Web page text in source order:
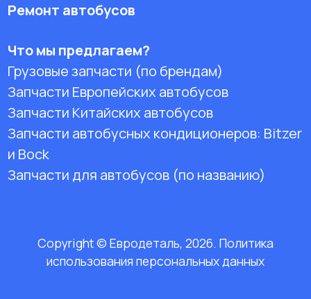
Ремонт автобусов
Что мы предлагаем?
Грузовые запчасти (по брендам)
Запчасти Европейских автобусов
Запчасти Китайских автобусов
Запчасти автобусных кондиционеров: Bitzer
и Bock
Запчасти для автобусов (по названию)
Copyright © Евродеталь, 2026. Политика
использования персональных данных